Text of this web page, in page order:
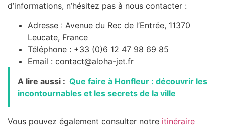
d’informations, n’hésitez pas à nous contacter :
Adresse : Avenue du Rec de l’Entrée, 11370
Leucate, France
Téléphone : +33 (0)6 12 47 98 69 85
Email : contact@aloha-jet.fr
A lire aussi : Que faire à Honfleur : découvrir les
incontournables et les secrets de la ville
Vous pouvez également consulter notre itinéraire